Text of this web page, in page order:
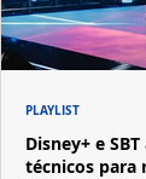
Disney+ e
técnicos para
PLAYLIST